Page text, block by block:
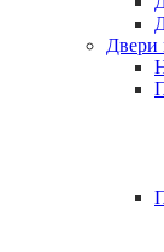
Двери